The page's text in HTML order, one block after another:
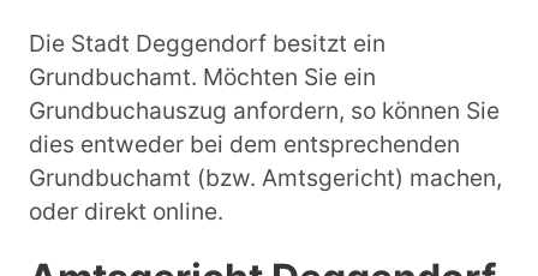
Die Stadt Deggendorf besitzt ein
Grundbuchamt. Möchten Sie ein
Grundbuchauszug anfordern, so können Sie
dies entweder bei dem entsprechenden
Grundbuchamt (bzw. Amtsgericht) machen,
oder direkt online.